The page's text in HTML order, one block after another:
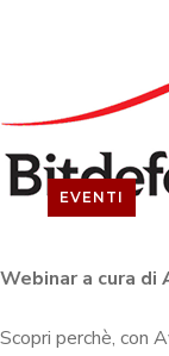
EVENTI
Webinar a cura
Scopri perchè, con